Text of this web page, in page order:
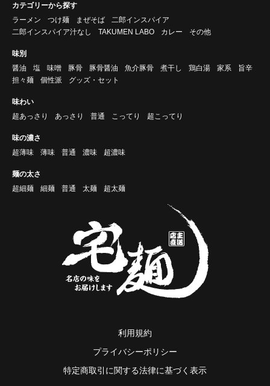
カテゴリーから探す
ラーメン
つけ麺 まぜそば
二郎インスパイア
二郎インスパイア汁なし
TAKUMEN LABO カレー その他
味別
醤油
塩 味噌 豚骨 豚骨醤油 魚介豚骨 煮干し 鶏白湯 家系
旨辛
担々麺
個性派 グッズ・セット
味わい
超あっさり
あっさり 普通 こってり 超こってり
味の濃さ
超薄味
薄味 普通 濃味 超濃味
麺の太さ
超細麺
細麺 普通 太麺 超太麺
利用規約
プライバシーポリシー
特定商取引に関する法律に基づく表示